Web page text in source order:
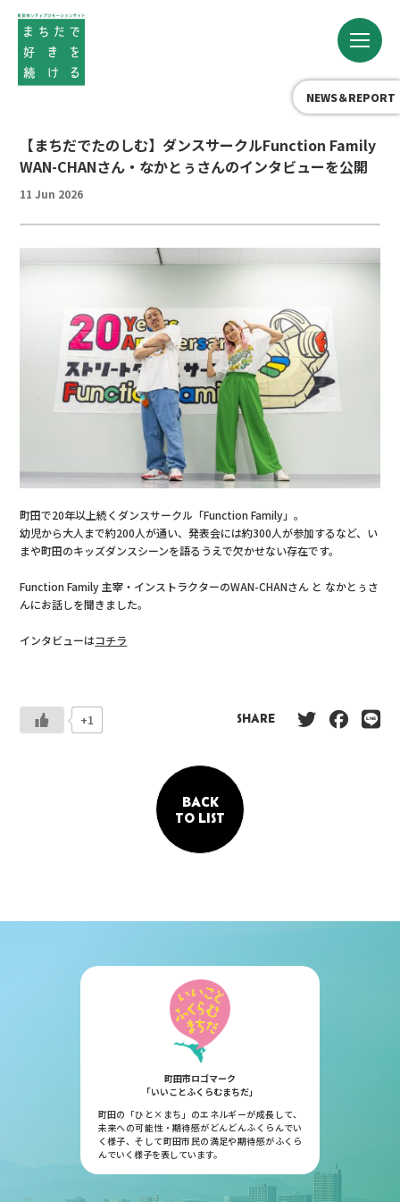
NEWS＆REPORT
【まちだでたのしむ】ダンスサークルFunction Family
WAN-CHANさん・なかとぅさんのインタビューを公開
11 Jun 2026
町田で20年以上続くダンスサークル「Function Family」。
幼児から大人まで約200人が通い、発表会には約300人が参加するなど、い
まや町田のキッズダンスシーンを語るうえで欠かせない存在です。
Function Family 主宰・インストラクターのWAN-CHANさん と なかとぅさ
んにお話しを聞きました。
インタビューはコチラ
+1 SHARE
BACK
TO LIST
町田市ロゴマーク
「いいことふくらむまちだ」
町田の「ひと×まち」のエネルギーが成長して、
未来への可能性・期待感がどんどんふくらんでい
く様子、そして町田市民の満足や期待感がふくら
んでいく様子を表しています。